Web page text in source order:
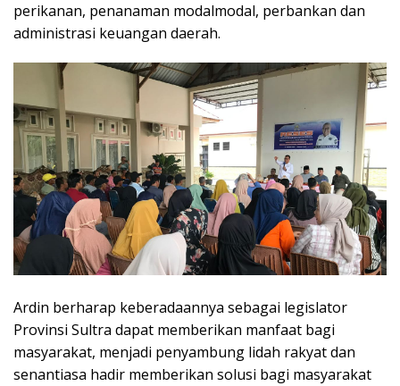
perikanan, penanaman modalmodal, perbankan dan
administrasi keuangan daerah.
Ardin berharap keberadaannya sebagai legislator
Provinsi Sultra dapat memberikan manfaat bagi
masyarakat, menjadi penyambung lidah rakyat dan
senantiasa hadir memberikan solusi bagi masyarakat